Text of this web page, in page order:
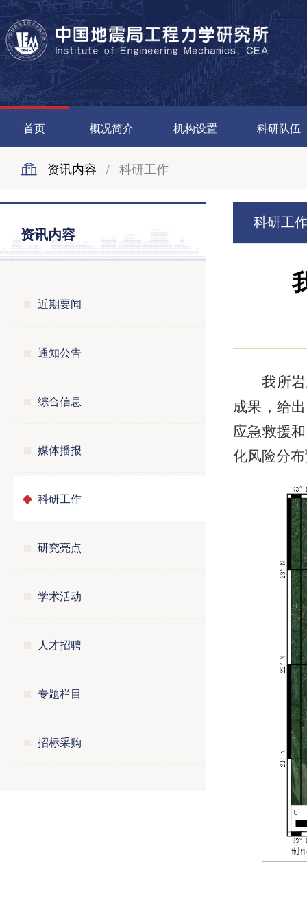
首页 概况简介 机构设置 科研队伍
资讯内容 / 科研工作
资讯内容
近期要闻
通知公告
综合信息
媒体播报
科研工作
研究亮点
学术活动
人才招聘
专题栏目
招标采购
科研工
我所
成果，给
应急救援
化风险分